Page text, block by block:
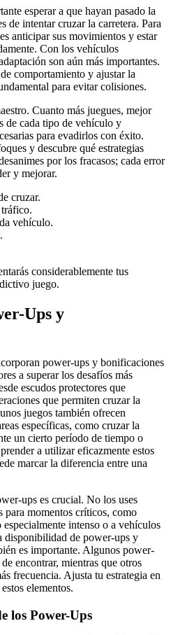
esperar a que hayan pasado la
de intentar cruzar la carretera. Para
anticipar sus movimientos y estar
Con los vehículos
son aún más importantes.
comportamiento y ajustar la
para evitar colisiones.
Cuanto más juegues, mejor
de cada tipo de vehículo y
para evadirlos con éxito.
y descubre qué estrategias
por los fracasos; cada error
y mejorar.
cruzar.
vehículo.
considerablemente tus
juego.
Ups y
power-ups y bonificaciones
a superar los desafíos más
escudos protectores que
que permiten cruzar la
juegos también ofrecen
específicas, como cruzar la
un cierto período de tiempo o
a utilizar eficazmente estos
marcar la diferencia entre una
ups es crucial. No los uses
para momentos críticos, como
intenso o a vehículos
disponibilidad de power-ups y
es importante. Algunos power-
encontrar, mientras que otros
frecuencia. Ajusta tu estrategia en
elementos.
los Power-Ups